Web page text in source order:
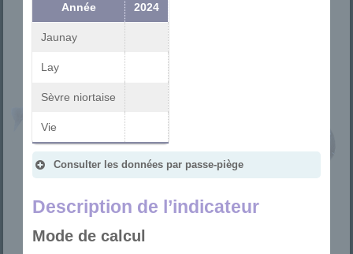
Année 2024
Jaunay
Lay
Sèvre niortaise
Vie
Consulter les données par passe-piège
Description de l’indicateur
Mode de calcul